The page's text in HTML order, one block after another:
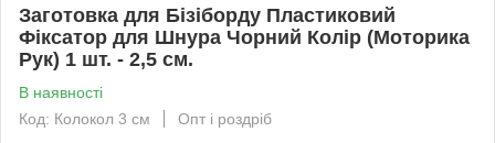
Заготовка для Бізіборду Пластиковий
Фіксатор для Шнура Чорний Колір (Моторика
Рук) 1 шт. - 2,5 см.
В наявності
Код: Колокол 3 см
Опт і роздріб